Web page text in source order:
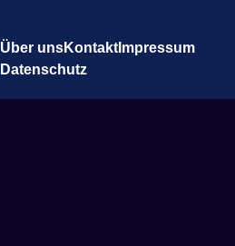
Über unsKontaktImpressum
Datenschutz